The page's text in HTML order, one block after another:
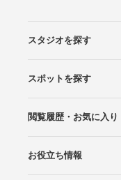
スタジオを探す
エリアから探す
こだわりから探す
NEW PHOTO
プランから探す
フォトタイプ診断
フォトグラファ
国内リゾートから
スポットを探す
ロケーションから
スタジオから探す
閲覧履歴・お気に入り
閲覧スタジオ
お気に入り
お役立ち情報